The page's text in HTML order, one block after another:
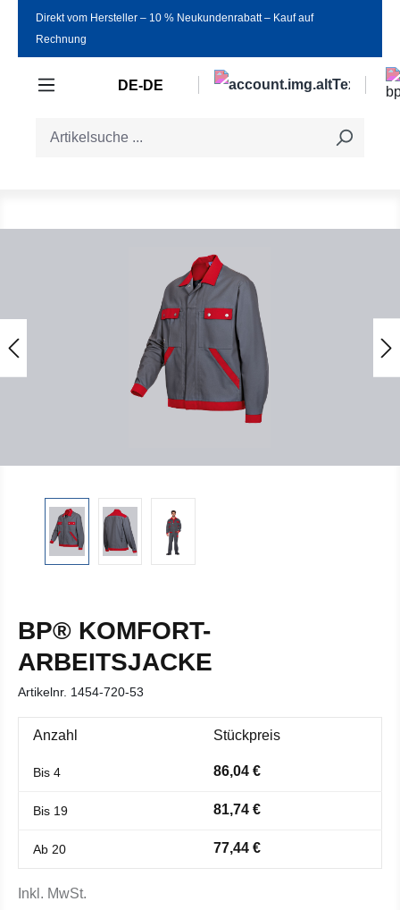
Zum Hauptinhalt springen
Direkt vom Hersteller ‒ 10 % Neukundenrabatt ‒ Kauf auf
Rechnung
DE-DE
BP® KOMFORT-
ARBEITSJACKE
Artikelnr. 1454-720-53
Anzahl Stückpreis
Bis 4 86,04 €
Bis 19 81,74 €
Ab 20 77,44 €
Inkl. MwSt.